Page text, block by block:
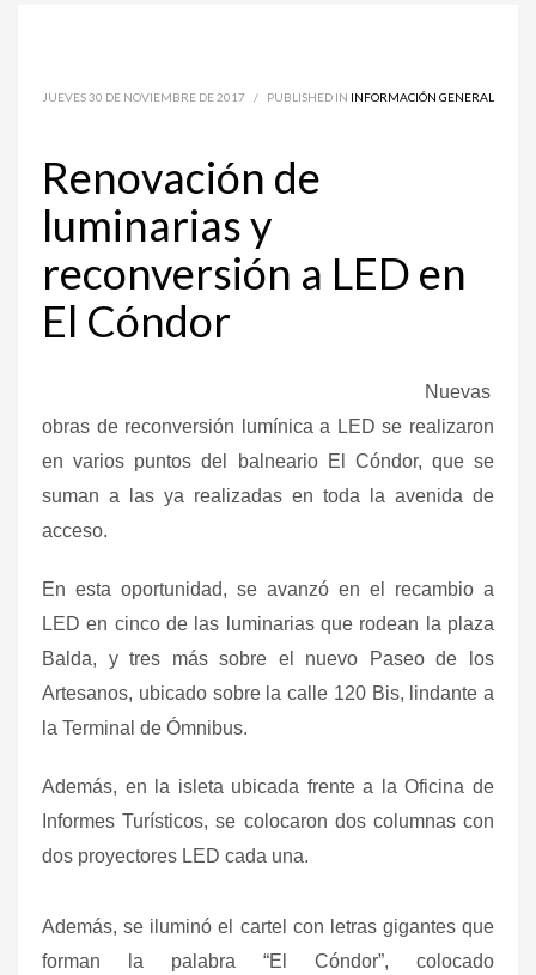
JUEVES 30 DE NOVIEMBRE DE 2017 / PUBLISHED IN INFORMACIÓN GENERAL
Renovación de
luminarias y
reconversión a LED en
El Cóndor
Nuevas
obras de reconversión lumínica a LED se realizaron
en varios puntos del balneario El Cóndor, que se
suman a las ya realizadas en toda la avenida de
acceso.
En esta oportunidad, se avanzó en el recambio a
LED en cinco de las luminarias que rodean la plaza
Balda, y tres más sobre el nuevo Paseo de los
Artesanos, ubicado sobre la calle 120 Bis, lindante a
la Terminal de Ómnibus.
Además, en la isleta ubicada frente a la Oficina de
Informes Turísticos, se colocaron dos columnas con
dos proyectores LED cada una.
Además, se iluminó el cartel con letras gigantes que
forman la palabra “El Cóndor”, colocado